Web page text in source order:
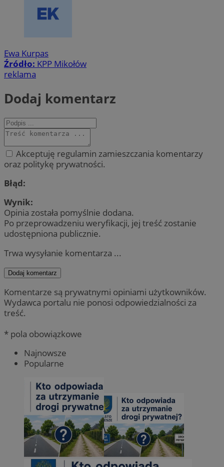
Ewa Kurpas
Źródło: KPP Mikołów
reklama
Dodaj komentarz
Akceptuję regulamin zamieszczania komentarzy
oraz politykę prywatności.
Błąd:
Wynik:
Opinia została pomyślnie dodana.
Po przeprowadzeniu weryfikacji, jej treść zostanie
udostępniona publicznie.
Trwa wysyłanie komentarza ...
Dodaj komentarz
Komentarze są prywatnymi opiniami użytkowników.
Wydawca portalu nie ponosi odpowiedzialności za
treść.
* pola obowiązkowe
Najnowsze
Popularne